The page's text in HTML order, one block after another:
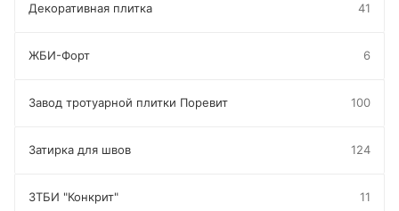
Декоративная плитка 41
ЖБИ-Форт 6
Завод тротуарной плитки Поревит 100
Затирка для швов 124
ЗТБИ "Конкрит" 11